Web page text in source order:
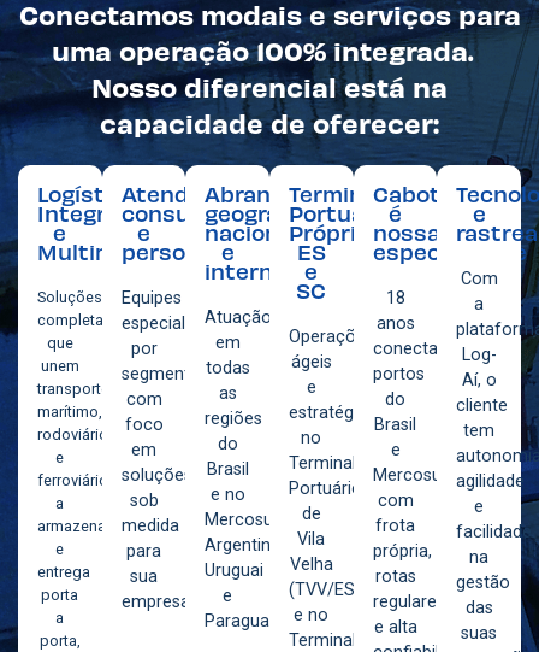
Conectamos modais e serviços para
uma operação 100% integrada.
Nosso diferencial está na
capacidade de oferecer:
Logística
Integrada
e
Multimodalidade
Soluções
completas
que
unem
transporte
marítimo,
rodoviário
e
ferroviário
a
armazenagem
e
entrega
porta
a
porta,
Atendimento
consultivo
e
personalizado
Equipes
especializadas
por
segmento,
com
foco
em
soluções
sob
medida
para
sua
empresa.
Abrangência
geográfica
nacional
e
internacional
Atuação
em
todas
as
regiões
do
Brasil
e no
Mercosul:
Argentina,
Uruguai
e
Paraguai.
Terminais
Portuários
Próprios
ES
e
SC
Operações
ágeis
e
estratégicas
no
Terminal
Portuário
de
Vila
Velha
(TVV/ES)
e no
Terminal
Cabotagem
é
nossa
especialidade
18
anos
conectando
portos
do
Brasil
e
Mercosul
com
frota
própria,
rotas
regulares
e alta
e
Com
a
Log-
Aí, o
cliente
tem
agilidade
e
facilidade
na
gestão
das
suas